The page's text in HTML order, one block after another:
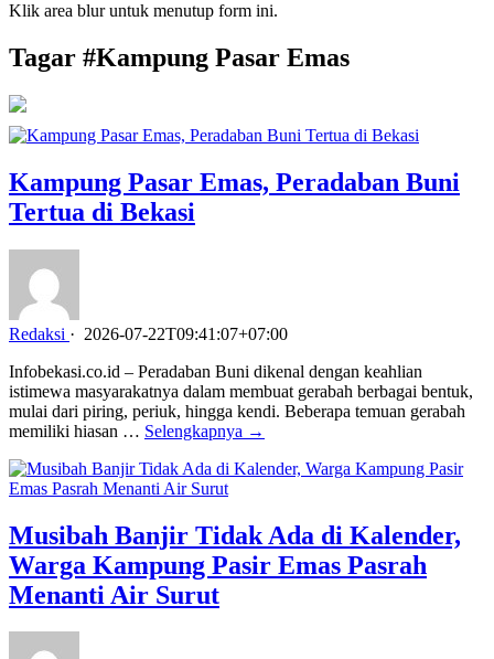
Klik area blur untuk menutup form ini.
Tagar #Kampung Pasar Emas
Kampung Pasar Emas, Peradaban Buni
Tertua di Bekasi
Redaksi · 2026-07-22T09:41:07+07:00
Infobekasi.co.id – Peradaban Buni dikenal dengan keahlian
istimewa masyarakatnya dalam membuat gerabah berbagai bentuk,
mulai dari piring, periuk, hingga kendi. Beberapa temuan gerabah
memiliki hiasan … Selengkapnya →
Musibah Banjir Tidak Ada di Kalender,
Warga Kampung Pasir Emas Pasrah
Menanti Air Surut